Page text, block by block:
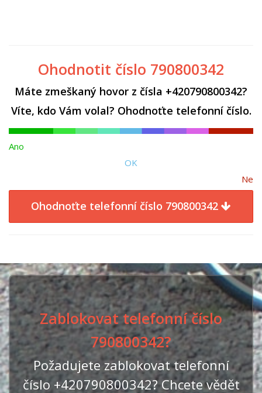
Ohodnotit číslo 790800342
Máte zmeškaný hovor z čísla +420790800342?
Víte, kdo Vám volal? Ohodnoťte telefonní číslo.
Ano
OK
Ne
Ohodnoťte telefonní číslo 790800342
Zablokovat telefonní číslo
790800342?
Požadujete zablokovat telefonní
číslo +420790800342? Chcete vědět